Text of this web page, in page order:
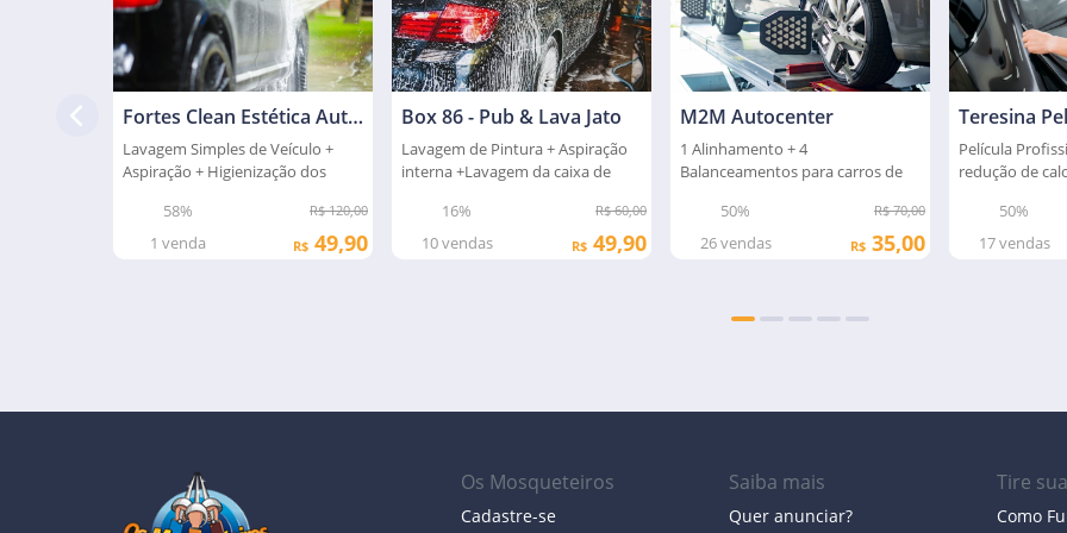
Fortes Clean Estética Automotiva
Lavagem Simples de Veículo +
Aspiração + Higienização dos
58% R$ 120,00
1 venda R$ 49,90
Box 86 - Pub & Lava Jato
Lavagem de Pintura + Aspiração
interna +Lavagem da caixa de
16% R$ 60,00
10vendas R$ 49,90
M2M Autocenter
1 Alinhamento + 4
Balanceamentos para carros de
50% R$ 70,00
26vendas R$ 35,00
Película
redução de
50%
17vendas
Os Mosqueteiros
Cadastre-se
Saiba mais
Quer anunciar?
Tire
Como